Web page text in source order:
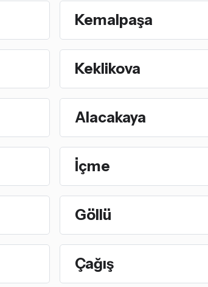
Kemalpaşa
Keklikova
Alacakaya
İçme
Göllü
Çağış